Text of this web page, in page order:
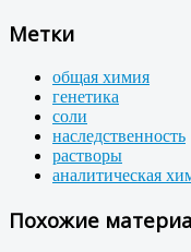
Метки
общая химия
генетика
соли
наследственность
растворы
аналитическая
Похожие